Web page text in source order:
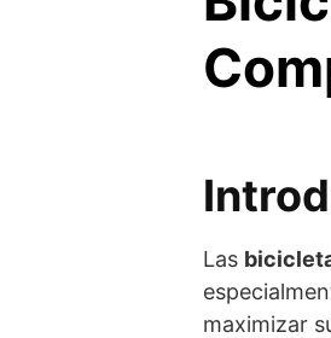
Las
maximizar